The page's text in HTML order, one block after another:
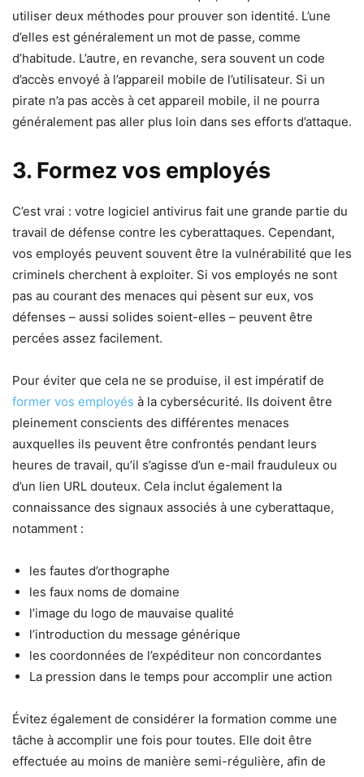
utiliser deux méthodes pour prouver son identité. L’une
d’elles est généralement un mot de passe, comme
d’habitude. L’autre, en revanche, sera souvent un code
d’accès envoyé à l’appareil mobile de l’utilisateur. Si un
pirate n’a pas accès à cet appareil mobile, il ne pourra
généralement pas aller plus loin dans ses efforts d’attaque.
3. Formez vos employés
C’est vrai : votre logiciel antivirus fait une grande partie du
travail de défense contre les cyberattaques. Cependant,
vos employés peuvent souvent être la vulnérabilité que les
criminels cherchent à exploiter. Si vos employés ne sont
pas au courant des menaces qui pèsent sur eux, vos
défenses – aussi solides soient-elles – peuvent être
percées assez facilement.
Pour éviter que cela ne se produise, il est impératif de
former vos employés à la cybersécurité. Ils doivent être
pleinement conscients des différentes menaces
auxquelles ils peuvent être confrontés pendant leurs
heures de travail, qu’il s’agisse d’un e-mail frauduleux ou
d’un lien URL douteux. Cela inclut également la
connaissance des signaux associés à une cyberattaque,
notamment :
les fautes d’orthographe
les faux noms de domaine
l’image du logo de mauvaise qualité
l’introduction du message générique
les coordonnées de l’expéditeur non concordantes
La pression dans le temps pour accomplir une action
Évitez également de considérer la formation comme une
tâche à accomplir une fois pour toutes. Elle doit être
effectuée au moins de manière semi-régulière, afin de